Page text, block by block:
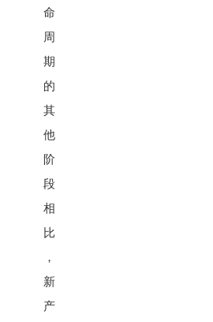
命
周
期
的
其
他
阶
段
相
比
，
新
产